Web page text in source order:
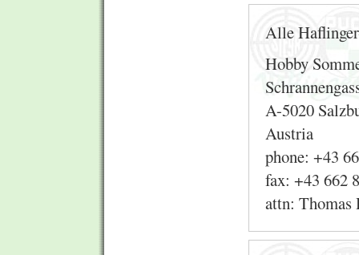
Alle
Hobby
A-5020
Austria
phone: +43
fax: +43 662
attn: Thomas